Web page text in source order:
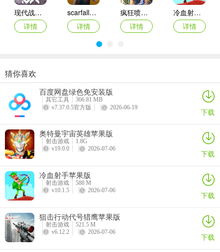
药由两根独立枪管供弹，可以支持短时间内双发射击，可以视为
SPR310的升级版。不过由于没有弹匣供弹，只能手动单发装填，因
此交战时最好不要将子弹倾泻一空，最好预留几发应对突发情况。
接下来要说的是前面提到的两把势力武器：
药，整体采用紧凑无托结构，弹匣设计于贴腮位置，采用闭锁待机设
计，支持三连发、半自动、全自动三种射击模式，整体并不需要过多
改装，加装枪口和握把之后，后坐控制属性就非常优秀，易于操控。
现代战舰苹果版
详情
scarfall2.0苹果手机版
详情
疯狂喷气机ios版
详情
冷血射手苹果版
详情
抢滩登陆3d苹果版本
详情
全民飞机大战ipad版
详情
机动战队大作战ios版
王牌战士手游
猜你喜欢
百度网盘绿色免安装版
其它工具
366.81 MB
v7.37.0.5官方版
2026-06-19 下载
奥特曼宇宙英雄苹果版
射击游戏
1.8G
v19.0.0
2026-07-06 下载
冷血射手苹果版
射击游戏
588 M
v10.1.5
2026-07-06 下载
狙击行动代号猎鹰苹果版
射击游戏
521.5 M
v6.12.2
2026-07-06 下载